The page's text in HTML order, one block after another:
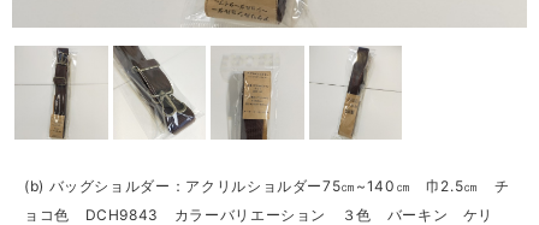
(b) バッグショルダー：アクリルショルダー75㎝~140㎝ 巾2.5㎝ チ
ョコ色 DCH9843 カラーバリエーション ３色 バーキン ケリ